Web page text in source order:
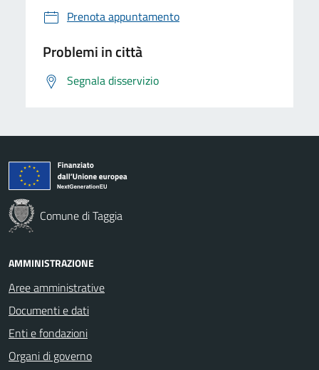
Prenota appuntamento
Problemi in città
Segnala disservizio
Comune di Taggia
AMMINISTRAZIONE
Aree amministrative
Documenti e dati
Enti e fondazioni
Organi di governo